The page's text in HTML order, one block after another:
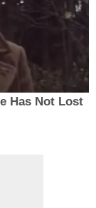
Has Not Lost